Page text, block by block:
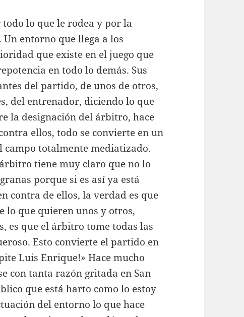
lo que le rodea y por la
entorno que llega a los
que existe en el juego que
en todo lo demás. Sus
del partido, de unos de otros,
del entrenador, diciendo lo que
la designación del árbitro, hace
ellos, todo se convierte en un
totalmente mediatizado.
tiene muy claro que no lo
porque si es así ya está
contra de ellos, la verdad es que
lo que quieren unos y otros,
es que el árbitro tome todas las
Esto convierte el partido en
Luis Enrique!» Hace mucho
con tanta razón gritada en San
que está harto como lo estoy
del entorno lo que hace